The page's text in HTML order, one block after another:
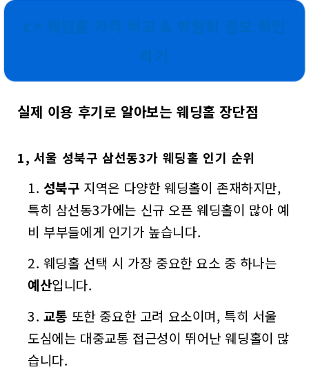
실제 이용 후기로 알아보는 웨딩홀 장단점
1, 서울 성북구 삼선동3가 웨딩홀 인기 순위
성북구 지역은 다양한 웨딩홀이 존재하지만,
특히 삼선동3가에는 신규 오픈 웨딩홀이 많아 예
비 부부들에게 인기가 높습니다.
웨딩홀 선택 시 가장 중요한 요소 중 하나는
예산입니다.
교통 또한 중요한 고려 요소이며, 특히 서울
도심에는 대중교통 접근성이 뛰어난 웨딩홀이 많
습니다.